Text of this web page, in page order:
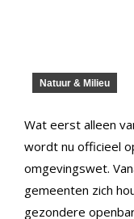
Natuur & Milieu
Wat eerst alleen
wordt nu officieel
omgevingswet.
gemeenten zich
gezondere